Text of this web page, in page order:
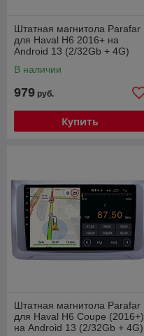
Штатная магнитола Parafar
для Haval H6 2016+ на
Android 13 (2/32Gb + 4G)
В наличии
979 руб.
Купить
Штатная магнитола Parafar
для Haval H6 Coupe (2016+)
на Android 13 (2/32Gb + 4G)